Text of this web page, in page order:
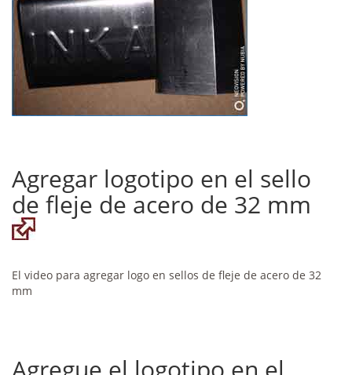
Agregar logotipo en el sello
de fleje de acero de 32 mm
El video para agregar logo en sellos de fleje de acero de 32
mm